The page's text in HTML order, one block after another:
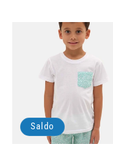
listino
Saldo